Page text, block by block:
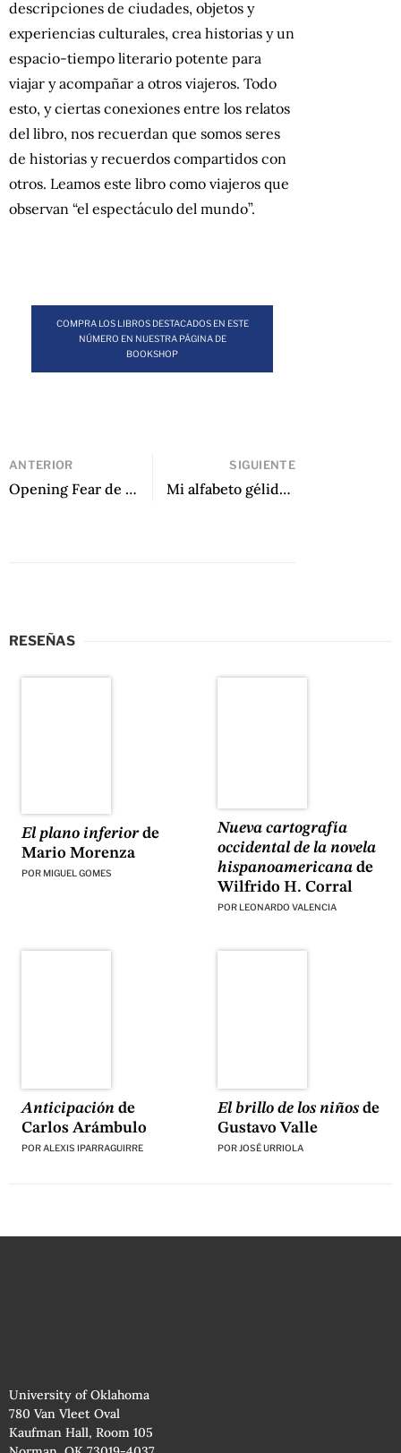
descripciones de ciudades, objetos y
experiencias culturales, crea historias y un
espacio-tiempo literario potente para
viajar y acompañar a otros viajeros. Todo
esto, y ciertas conexiones entre los relatos
del libro, nos recuerdan que somos seres
de historias y recuerdos compartidos con
otros. Leamos este libro como viajeros que
observan “el espectáculo del mundo”.
COMPRA LOS LIBROS DESTACADOS EN ESTE
NÚMERO EN NUESTRA PÁGINA DE
BOOKSHOP
ANTERIOR
Opening Fear de Teresa Orbegoso
SIGUIENTE
Mi alfabeto gélido de Camilo Fernández Cozman
RESEÑAS
El plano inferiorde
Mario Morenza
POR MIGUEL GOMES
Nueva cartografía
occidental de la novela
hispanoamericanade
Wilfrido H. Corral
POR LEONARDO VALENCIA
Anticipaciónde
Carlos Arámbulo
PORALEXIS IPARRAGUIRRE
El brillo de los niñosde
Gustavo Valle
POR JOSÉ URRIOLA
University of Oklahoma
780 Van Vleet Oval
Kaufman Hall, Room 105